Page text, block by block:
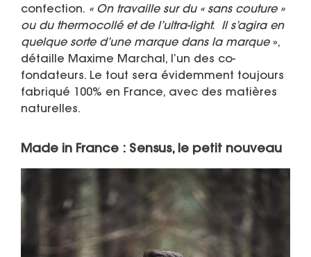
confection. « On travaille sur du « sans couture »
ou du thermocollé et de l’ultra-light. Il s’agira en
quelque sorte d’une marque dans la marque»,
détaille Maxime Marchal, l’un des co-
fondateurs. Le tout sera évidemment toujours
fabriqué 100% en France, avec des matières
naturelles.
Made in France : Sensus, le petit nouveau